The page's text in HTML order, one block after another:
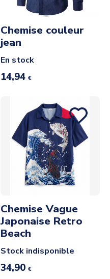
Chemise couleur
jean
En stock
14,94 €
Chemise Vague
Japonaise Retro
Beach
Stock indisponible
34,90 €